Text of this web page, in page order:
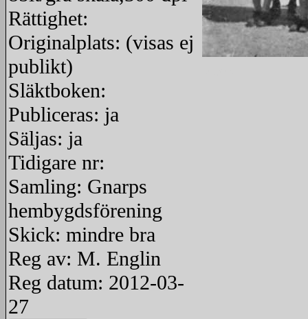
Rättighet:
Originalplats: (visas ej
publikt)
Släktboken:
Publiceras: ja
Säljas: ja
Tidigare nr:
Samling: Gnarps
hembygdsförening
Skick: mindre bra
Reg av: M. Englin
Reg datum: 2012-03-
27